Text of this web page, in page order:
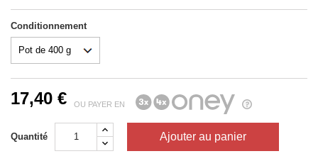
Conditionnement
17,40 € OU PAYER EN
Quantité Ajouter au panier